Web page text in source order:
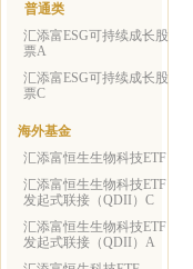
普通类
汇添富ESG可持续成长股
票A
汇添富ESG可持续成长股
票C
海外基金
汇添富恒生生物科技ETF
汇添富恒生生物科技ETF
发起式联接（QDII）C
汇添富恒生生物科技ETF
发起式联接（QDII）A